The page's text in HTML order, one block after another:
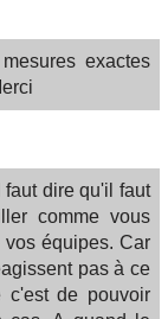
exactes
dire qu'il faut
comme vous
équipes. Car
pas à ce
c'est de pouvoir